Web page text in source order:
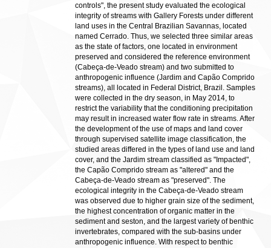
controls", the present study evaluated the ecological
integrity of streams with Gallery Forests under different
land uses in the Central Brazilian Savannas, located
named Cerrado. Thus, we selected three similar areas
as the state of factors, one located in environment
preserved and considered the reference environment
(Cabeça-de-Veado stream) and two submitted to
anthropogenic influence (Jardim and Capão Comprido
streams), all located in Federal District, Brazil. Samples
were collected in the dry season, in May 2014, to
restrict the variability that the conditioning precipitation
may result in increased water flow rate in streams. After
the development of the use of maps and land cover
through supervised satellite image classification, the
studied areas differed in the types of land use and land
cover, and the Jardim stream classified as "Impacted",
the Capão Comprido stream as "altered" and the
Cabeça-de-Veado stream as "preserved". The
ecological integrity in the Cabeça-de-Veado stream
was observed due to higher grain size of the sediment,
the highest concentration of organic matter in the
sediment and seston, and the largest variety of benthic
invertebrates, compared with the sub-basins under
anthropogenic influence. With respect to benthic